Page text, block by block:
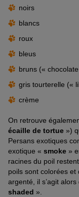
noirs
blancs
roux
bleus
bruns («
gris tourterelle («
crème
On retrouve
écaille de tortue »)
Persans exotiques
exotique « smoke »
racines du poil
poils sont colorées et
argenté, il s’agit
shaded ».